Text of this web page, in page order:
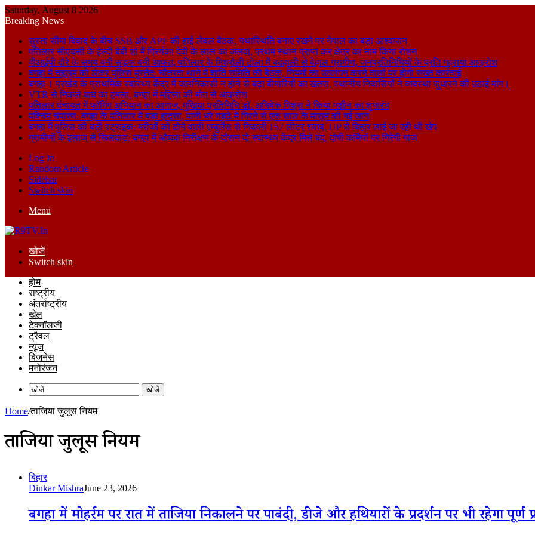
Saturday, August 8 2026
Breaking News
सुस्ता सीमा विवाद के बीच SSB और APF की हाई-लेवल बैठक, यथास्थिति बनाए रखने पर नेपाल का बड़ा आश्वासन
पतिलार सीएचसी के हेल्दी बेबी शो में प्रियंका देवी के लाल का जलवा, प्रथम स्थान प्राप्त कर क्षेत्र का नाम किया रोशन
वीआईपी दौरे के समय बनी सड़क बनी आफत, पतिलार के मिश्रौली टोला में बदहाली से बेहाल ग्रामीण, जनप्रतिनिधियों के प्रति गहराया आक्रोश
बगहा में चहलूम को लेकर पुलिस मुस्तैद: चौतरवा थाने में शांति समिति की बैठक, नियमों का उल्लंघन करने वालों पर होगी सख्त कार्रवाई
बगहा-1 प्रखंड के प्राथमिक स्वास्थ्य केंद्र में जलनिकासी न होने से बढ़ा बीमारियों का खतरा, स्थानीय निवासियों ने व्यवस्था सुधारने की उठाई मांग।
VTR से निकले बाघ का हमला, बगहा में महिला की मौत से आक्रोश
पतिलार पंचायत में फॉगिंग अभियान का आगाज, मुखिया प्रतिनिधि डॉ. अभिषेक मिश्रा ने किया मशीन का शुभारंभ
पश्चिम चंपारण: बगहा के पतिलार में बड़ा हादसा, पानी भरे गड्ढे में गिरने से एक साल के मासूम की गई जान
बगहा में पुलिस की बड़ी स्ट्राइक: मरीजों को ढोने वाली एम्बुलेंस से निकली 157 लीटर शराब, UP से बिहार लाई जा रही थी खेप
ग्रामीणों के इलाज से खिलवाड़: बगहा में औचक निरीक्षण के दौरान दो स्वास्थ्य केंद्र मिले बंद, दोषी कर्मियों पर गिरेगी गाज
Log In
Random Article
Sidebar
Switch skin
Menu
खोजें
Switch skin
होम
राष्ट्रीय
अंतर्राष्ट्रीय
खेल
टेक्नॉलजी
ट्रैवल
न्यूज
बिजनेस
मनोरंजन
खोजें
Home/ताजिया जुलूस नियम
ताजिया जुलूस नियम
बिहार
Dinkar MishraJune 23, 2026
बगहा में मोहर्रम पर रात में ताजिया निकालने पर पाबंदी, डीजे और हथियारों के प्रदर्शन पर भी रहेगा पूर्ण